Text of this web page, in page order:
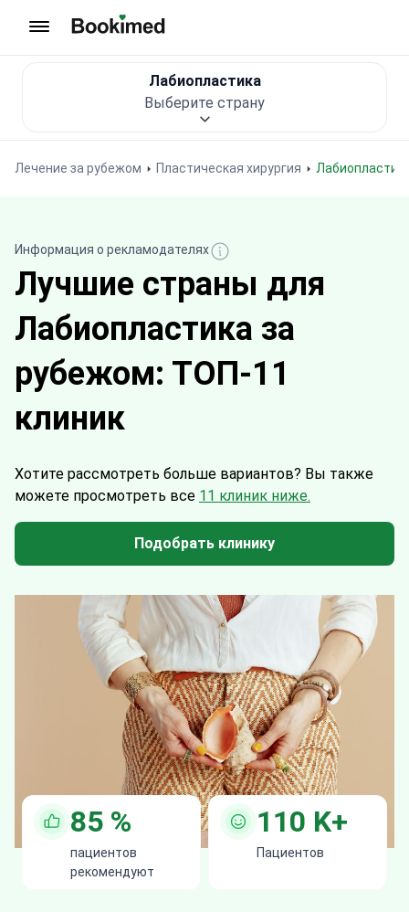
Лечение за рубежом Пластическая хирургия
Лабиопластика
Выберите страну
Информация о рекламодателях
Лучшие страны для
Лабиопластика за
рубежом: ТОП-11
клиник
Хотите рассмотреть больше вариантов? Вы также
можете просмотреть все 11 клиник ниже.
Подобрать клинику
85 %
пациентов
рекомендуют
110 K+
Пациентов